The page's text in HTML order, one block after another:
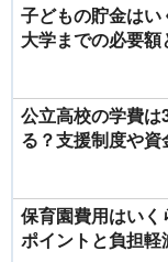
子どもの貯金はい
大学までの必要額
公立高校の学費
る？支援制度や資
保育園費用はい
ポイントと負担軽